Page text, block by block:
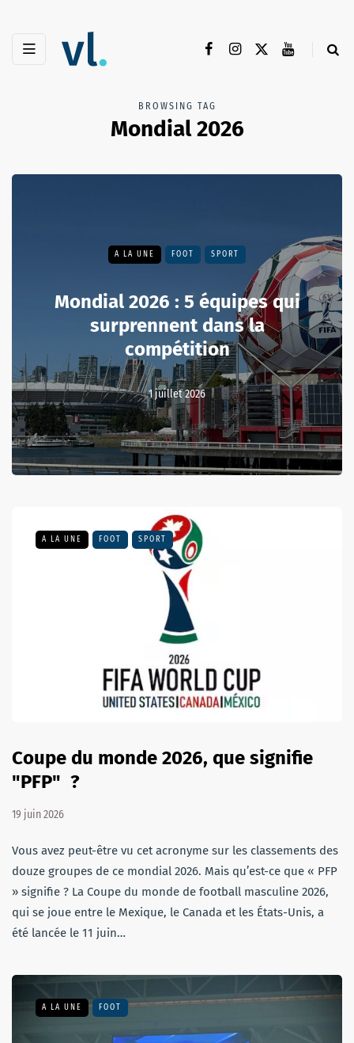
BROWSING TAG
Mondial 2026
A LA UNE FOOT SPORT
Mondial 2026 : 5 équipes qui
surprennent dans la
compétition
1 juillet 2026
A LA UNE FOOT SPORT
Coupe du monde 2026, que signifie
"PFP" ?
19 juin 2026
Vous avez peut-être vu cet acronyme sur les classements des
douze groupes de ce mondial 2026. Mais qu’est-ce que « PFP
» signifie ? La Coupe du monde de football masculine 2026,
qui se joue entre le Mexique, le Canada et les États-Unis, a
été lancée le 11 juin…
A LA UNE FOOT